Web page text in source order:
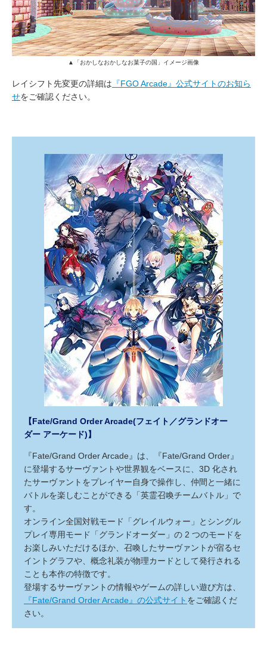
▲「おかしなおかしなお菓子の国」イメージ画像
レイシフト先変更の詳細は 『FGO Arcade』公式サイトのお知ら
せをご確認ください。
【Fate/Grand Order Arcade(フェイト／グランドオー
ダー アーケード)】
『Fate/Grand Order Arcade』は、『Fate/Grand Order』
に登場するサーヴァントや世界観をベースに、3D 化され
たサーヴァントをプレイヤー自身で操作し、仲間と一緒に
バトルを楽しむことができる「英霊召喚チームバトル」で
す。
オンライン全国対戦モード「グレイルウォー」とシングル
プレイ専用モード「グランドオーダー」の 2 つのモードを
お楽しみいただけるほか、召喚したサーヴァントが宿るセ
イントグラフや、概念礼装が物理カードとして発行される
ことも本作の特徴です。
登場するサーヴァントの情報やゲームの詳しい遊び方は、
『Fate/Grand Order Arcade』の公式サイト をご確認くだ
さい。